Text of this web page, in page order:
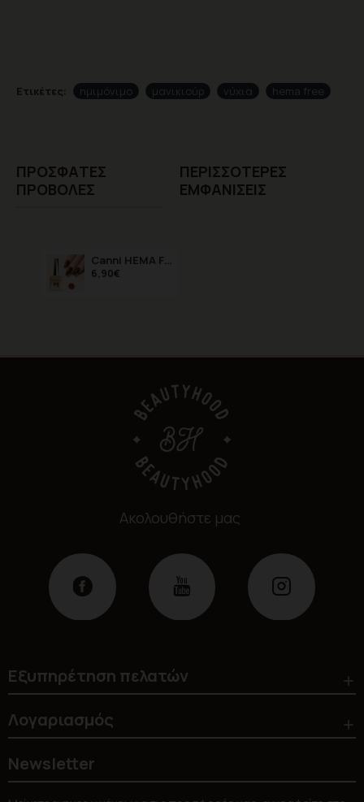
Ετικέτες: ημιμόνιμο μανικιούρ νύχια hema free
ΠΡΌΣΦΑTΕΣ
ΠΡΟΒΟΛΈΣ
ΠΕΡΙΣΣΌΤΕΡΕΣ
ΕΜΦΑΝΊΣΕΙΣ
Canni HEMA FREE 9068 9ml
6,90€
Ακολουθήστε μας
Εξυπηρέτηση πελατών
Λογαριασμός
Newsletter